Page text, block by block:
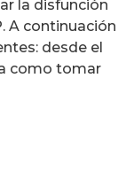
la disfunción
A continuación
desde el
como tomar